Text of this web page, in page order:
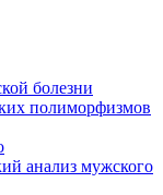
болезни
полиморфизмов
анализ мужского